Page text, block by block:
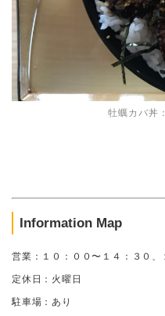
牡蠣カバ丼
Information Map
営業：１０：００〜１４：３０、
定休日：火曜日
駐車場：あり